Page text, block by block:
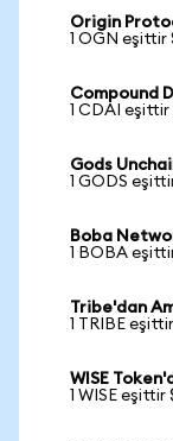
Origin
1 OGN eşittir
Compound
1 CDAI
Gods
1 GODS
Boba
1 BOBA
Tribe'dan
1 TRIBE
WISE
1 WISE eşittir